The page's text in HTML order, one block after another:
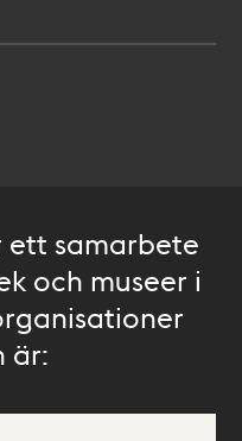
ett samarbete
och museer i
är: